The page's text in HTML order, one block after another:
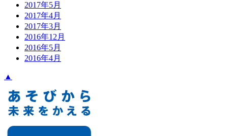
2017年5月
2017年4月
2017年3月
2016年12月
2016年5月
2016年4月
▲